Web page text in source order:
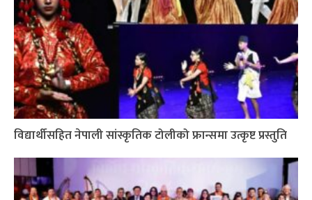
विद्यार्थीसहित नेपाली सांस्कृतिक टोलीको फ्रान्समा उत्कृष्ट प्रस्तुति